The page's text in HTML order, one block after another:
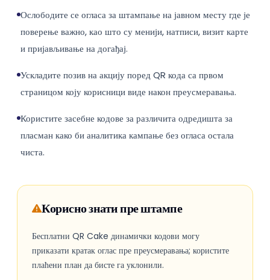
Ослободите се огласа за штампање на јавном месту где је
поверење важно, као што су менији, натписи, визит карте
и пријављивање на догађај.
Ускладите позив на акцију поред QR кода са првом
страницом коју корисници виде након преусмеравања.
Користите засебне кодове за различита одредишта за
пласман како би аналитика кампање без огласа остала
чиста.
Корисно знати пре штампе
Бесплатни QR Cake динамички кодови могу
приказати кратак оглас пре преусмеравања; користите
плаћени план да бисте га уклонили.